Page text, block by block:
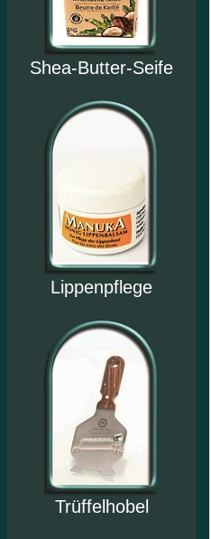
Shea-Butter-Seife
Lippenpflege
Trüffelhobel